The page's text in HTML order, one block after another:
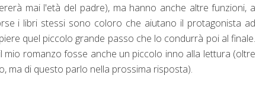
mai l'età del padre), ma hanno anche altre funzioni, a
i libri stessi sono coloro che aiutano il protagonista ad
quel piccolo grande passo che lo condurrà poi al finale.
mio romanzo fosse anche un piccolo inno alla lettura (oltre
ma di questo parlo nella prossima risposta).